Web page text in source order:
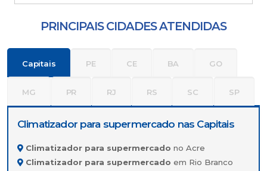
PRINCIPAIS CIDADES ATENDIDAS
Capitais PE CE BA GO
MG PR RJ RS SC SP
Climatizador para supermercado nas Capitais
Climatizador para supermercado no Acre
Climatizador para supermercado em Rio Branco